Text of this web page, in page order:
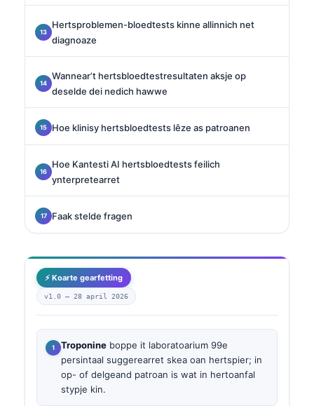
Hertsproblemen-bloedtests kinne allinnich net
diagnoaze
Wannear’t hertsbloedtestresultaten aksje op
deselde dei nedich hawwe
Hoe klinisy hertsbloedtests lêze as patroanen
Hoe Kantesti AI hertsbloedtests feilich
ynterpretearret
Faak stelde fragen
⚡ Koarte gearfetting
v1.0 — 28 april 2026
Troponine boppe it laboratoarium 99e
persintaal suggerearret skea oan hertspier; in
op- of delgeand patroan is wat in hertoanfal
stypje kin.